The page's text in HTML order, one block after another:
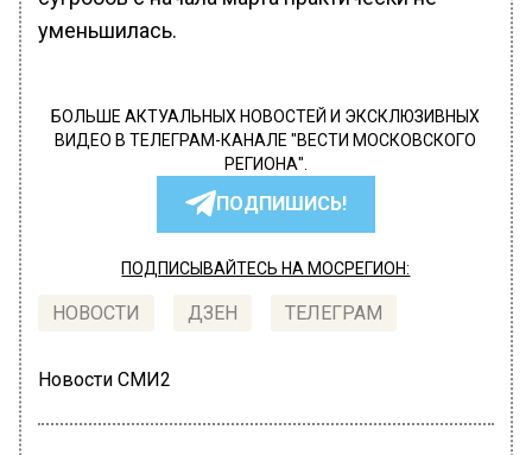
уменьшилась.
БОЛЬШЕ АКТУАЛЬНЫХ НОВОСТЕЙ И ЭКСКЛЮЗИВНЫХ
ВИДЕО В ТЕЛЕГРАМ-КАНАЛЕ "ВЕСТИ МОСКОВСКОГО
РЕГИОНА".
ПОДПИШИСЬ!
ПОДПИСЫВАЙТЕСЬ НА МОСРЕГИОН:
НОВОСТИ ДЗЕН ТЕЛЕГРАМ
Новости СМИ2